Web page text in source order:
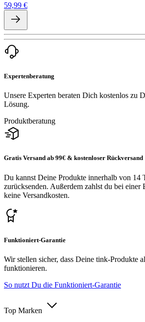
59,99 €
Expertenberatung
Unsere Experten beraten Dich kostenlos zu
Lösung.
Produktberatung
Gratis Versand ab 99€ & kostenloser Rückversand
Du kannst Deine Produkte innerhalb von 14
zurücksenden. Außerdem zahlst du bei einer
keine Versandkosten.
Funktioniert-Garantie
Wir stellen sicher, dass Deine tink-Produkte
funktionieren.
So nutzt Du die Funktioniert-Garantie
Top Marken